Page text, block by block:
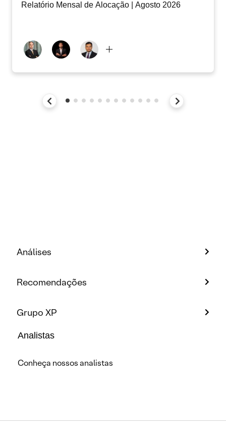
Relatório Mensal de Alocação | Agosto 2026
Análises
Recomendações
Grupo XP
Analistas
Conheça nossos analistas